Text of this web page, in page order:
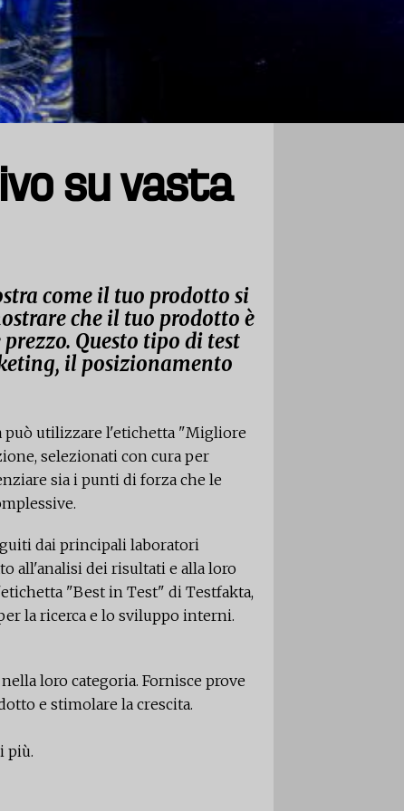
su vasta
come il tuo prodotto si
che il tuo prodotto è
Questo tipo di test
il posizionamento
può utilizzare l'etichetta "Migliore
selezionati con cura per
sia i punti di forza che le
dai principali laboratori
all'analisi dei risultati e alla loro
"Best in Test" di Testfakta,
la ricerca e lo sviluppo interni.
loro categoria. Fornisce prove
e stimolare la crescita.
più.